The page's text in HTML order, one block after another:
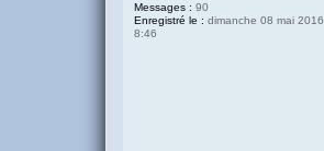
Messages : 90
Enregistré le : dimanche 08 mai 2016
8:46